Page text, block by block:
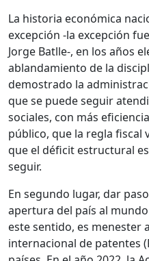
La historia económica
excepción -la excepción
Jorge Batlle-, en los años
ablandamiento de la
demostrado la
que se puede seguir
sociales, con más
público, que la regla fiscal
que el déficit estructural
seguir.
En segundo lugar, dar
apertura del país al
este sentido, es menester
internacional de patentes